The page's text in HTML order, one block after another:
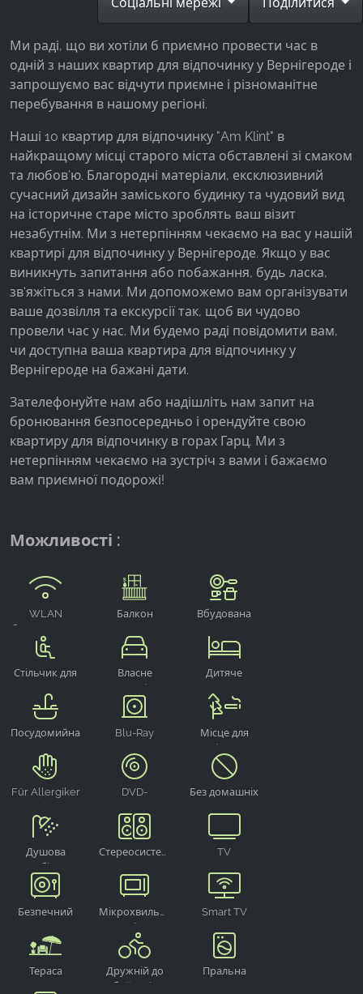
Ми раді, що ви хотіли б приємно провести час в
одній з наших квартир для відпочинку у Вернігероде і
запрошуємо вас відчути приємне і різноманітне
перебування в нашому регіоні.
Наші 10 квартир для відпочинку "Am Klint" в
найкращому місці старого міста обставлені зі смаком
та любов'ю. Благородні матеріали, ексклюзивний
сучасний дизайн заміського будинку та чудовий вид
на історичне старе місто зроблять ваш візит
незабутнім. Ми з нетерпінням чекаємо на вас у нашій
квартирі для відпочинку у Вернігероде. Якщо у вас
виникнуть запитання або побажання, будь ласка,
зв'яжіться з нами. Ми допоможемо вам організувати
ваше дозвілля та екскурсії так, щоб ви чудово
провели час у нас. Ми будемо раді повідомити вам,
чи доступна ваша квартира для відпочинку у
Вернігероде на бажані дати.
Зателефонуйте нам або надішліть нам запит на
бронювання безпосередньо і орендуйте свою
квартиру для відпочинку в горах Гарц. Ми з
нетерпінням чекаємо на зустріч з вами і бажаємо
вам приємної подорожі!
Можливості :
WLAN
безкоштовно
Балкон
Вбудована
Стільчик для
дітей
Власне
паркомісце
Дитяче
для
подорожей
Посудомийна
Blu-Ray
Місце для
паління на
вулиці
Für Allergiker
geeignet
DVD-
Без домашніх
Душова
кабіна
TV
Безпечний
Мікрохвильова
піч
Smart TV
Тераса
Дружній до
байкерів
Пральна
Name:
_fbp, fr, _fbq, fbq
Provider:
Facebook Ireland Ltd.
Purpose:
Вимірювання реклами та маркетинг
Cookie duration:
СТАТИСТИКА
Статистичні файли cookie збирають інформацію
анонімно. Ця інформація допомагає нам
зрозуміти, як наші відвідувачі використовують
наш сайт.
Google Analytics
Name:
_ga, _gid, _gac_gb_
Provider:
Збір статистики про використання веб-сайту
24 години - 2 роки